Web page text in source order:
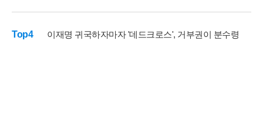
Top4 이재명 귀국하자마자 '데드크로스', 거부권이 분수령